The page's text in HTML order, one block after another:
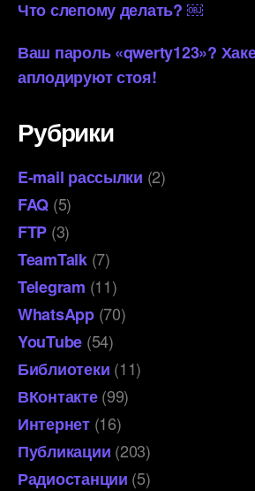
Что слепому делать? ￼
Ваш пароль «qwerty123»?
аплодируют стоя!
Рубрики
E-mail рассылки (2)
FAQ (5)
FTP (3)
TeamTalk(7)
Telegram (11)
WhatsApp(70)
YouTube (54)
Библиотеки (11)
ВКонтакте(99)
Интернет(16)
Публикации (203)
Радиостанции (5)